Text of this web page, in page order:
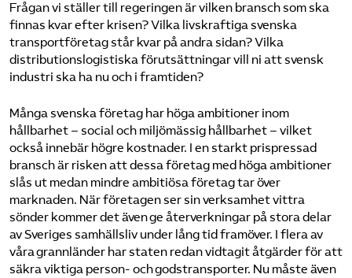
Frågan vi ställer till regeringen är vilken bransch som ska
finnas kvar efter krisen? Vilka livskraftiga svenska
transportföretag står kvar på andra sidan? Vilka
distributionslogistiska förutsättningar vill ni att svensk
industri ska ha nu och i framtiden?
Många svenska företag har höga ambitioner inom
hållbarhet – social och miljömässig hållbarhet – vilket
också innebär högre kostnader. I en starkt prispressad
bransch är risken att dessa företag med höga ambitioner
slås ut medan mindre ambitiösa företag tar över
marknaden. När företagen ser sin verksamhet vittra
sönder kommer det även ge återverkningar på stora delar
av Sveriges samhällsliv under lång tid framöver. I flera av
våra grannländer har staten redan vidtagit åtgärder för att
säkra viktiga person- och godstransporter. Nu måste även